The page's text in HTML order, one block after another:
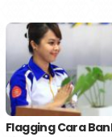
Flagging Cara